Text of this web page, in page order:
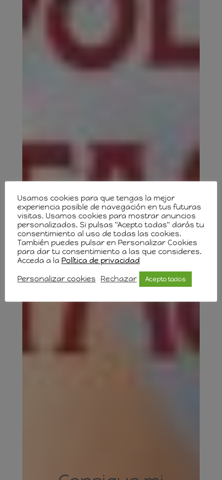
Usamos cookies para que tengas la mejor
experiencia posible de navegación en tus futuras
visitas. Usamos cookies para mostrar anuncios
personalizados. Si pulsas "Acepto todas" darás tu
consentimiento al uso de todas las cookies.
También puedes pulsar en Personalizar Cookies
para dar tu consentimiento a las que consideres.
Acceda a la Política de privacidad
Personalizar cookies Rechazar Acepto todas